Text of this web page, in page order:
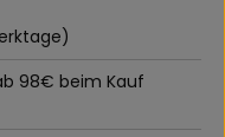
98€ beim Kauf